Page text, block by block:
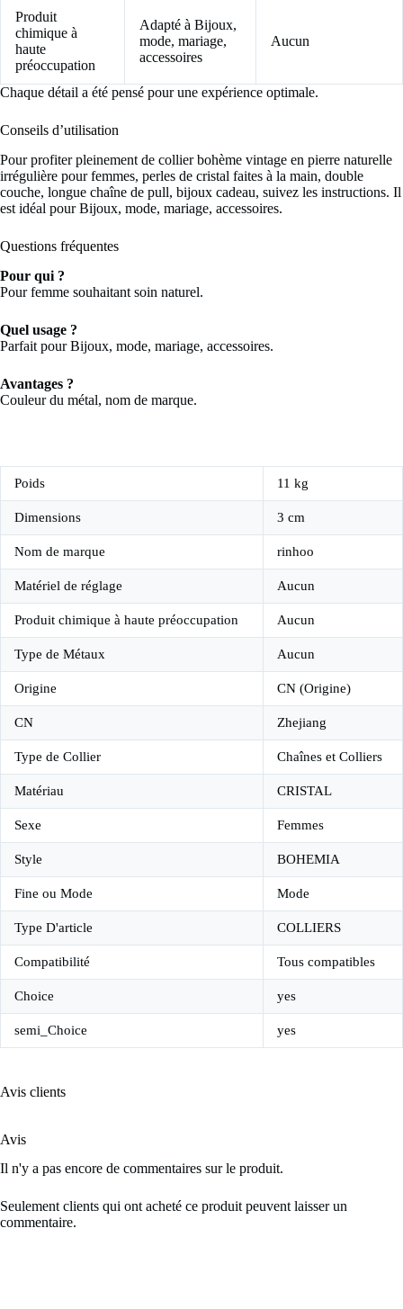
Produit
chimique à
haute
préoccupation
Adapté à Bijoux,
mode, mariage,
accessoires
Aucun
Chaque détail a été pensé pour une expérience optimale.
Conseils d’utilisation
Pour profiter pleinement de collier bohème vintage en pierre naturelle
irrégulière pour femmes, perles de cristal faites à la main, double
couche, longue chaîne de pull, bijoux cadeau, suivez les instructions. Il
est idéal pour Bijoux, mode, mariage, accessoires.
Questions fréquentes
Pour qui ?
Pour femme souhaitant soin naturel.
Quel usage ?
Parfait pour Bijoux, mode, mariage, accessoires.
Avantages ?
Couleur du métal, nom de marque.
Poids 11 kg
Dimensions 3 cm
Nom de marque rinhoo
Matériel de réglage Aucun
Produit chimique à haute préoccupation Aucun
Type de Métaux Aucun
Origine CN (Origine)
CN Zhejiang
Type de Collier Chaînes et Colliers
Matériau CRISTAL
Sexe Femmes
Style BOHEMIA
Fine ou Mode Mode
Type D'article COLLIERS
Compatibilité Tous compatibles
Choice yes
semi_Choice yes
Avis clients
Avis
Il n'y a pas encore de commentaires sur le produit.
Seulement clients qui ont acheté ce produit peuvent laisser un
commentaire.